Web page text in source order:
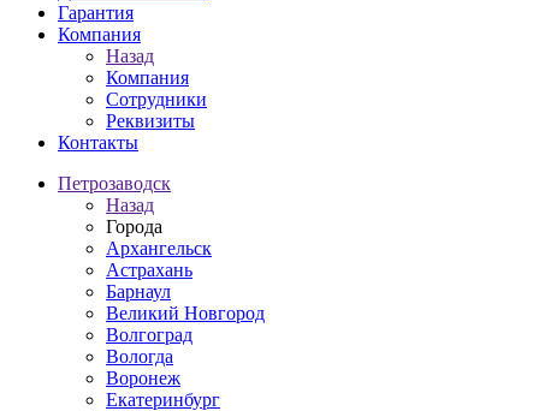
Гарантия
Компания
Назад
Компания
Сотрудники
Реквизиты
Контакты
Петрозаводск
Назад
Города
Архангельск
Астрахань
Барнаул
Великий Новгород
Волгоград
Вологда
Воронеж
Екатеринбург